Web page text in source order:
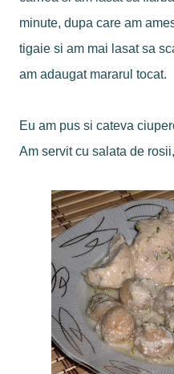
minute, dupa care am
tigaie si am mai lasat sa
am adaugat mararul tocat.
Eu am pus si cateva
Am servit cu salata de